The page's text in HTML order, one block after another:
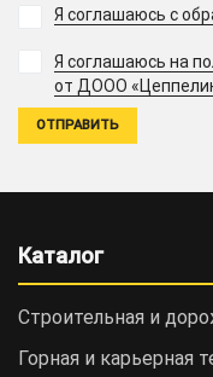
Я соглашаюсь с
Я соглашаюсь на
от ДООО
Каталог
Строительная и
Горная и карьерная